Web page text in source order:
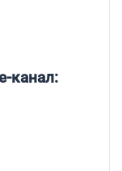
канал: